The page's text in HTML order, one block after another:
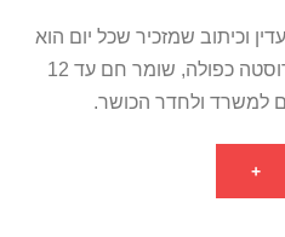
וכיתוב שמזכיר שכל יום הוא
הזדמנות להתפתח. בקבוק נירוסטה כפולה, שומר חם עד 12
+